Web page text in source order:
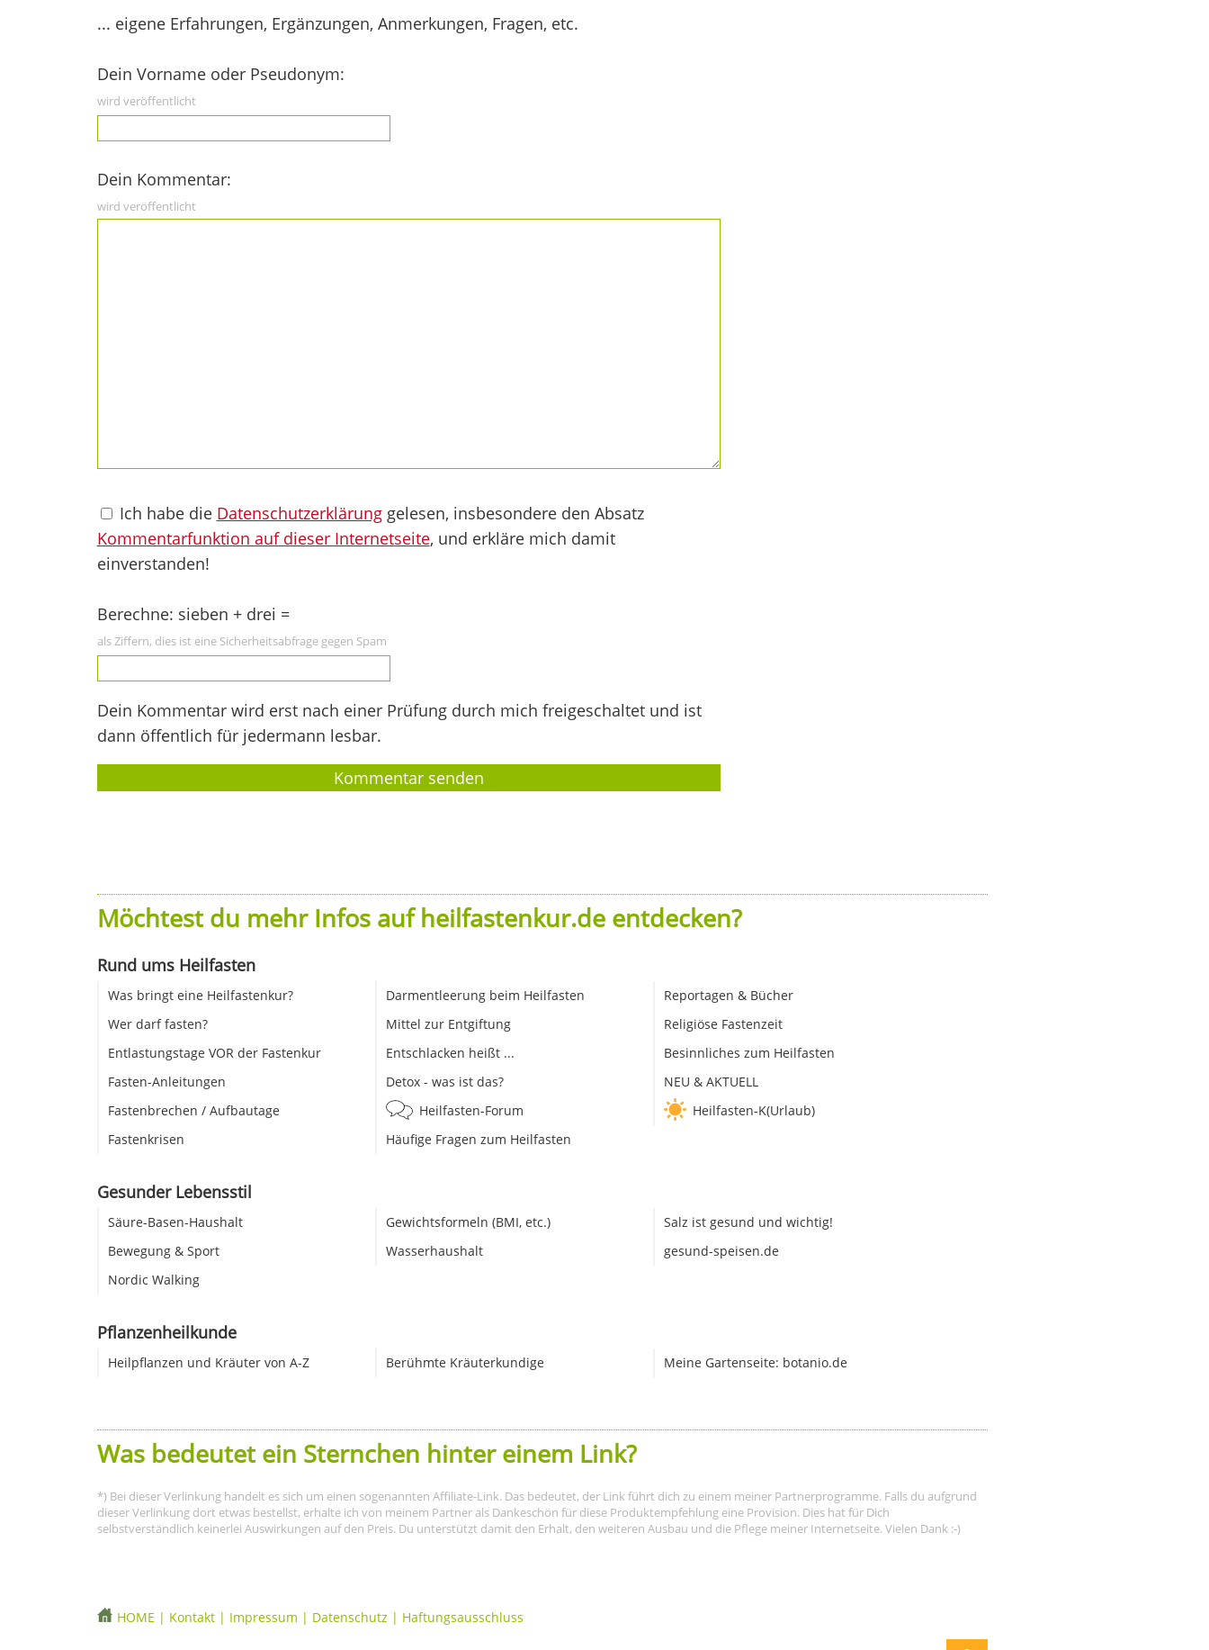
... eigene Erfahrungen, Ergänzungen, Anmerkungen, Fragen, etc.
Dein Vorname oder Pseudonym:
wird veröffentlicht
Dein Kommentar:
wird veröffentlicht
Ich habe die Datenschutzerklärunggelesen, insbesondere den Absatz
Kommentarfunktion auf dieser Internetseite, und erkläre mich damit
einverstanden!
Berechne: sieben + drei =
als Ziffern, dies ist eine Sicherheitsabfrage gegen Spam
Dein Kommentar wird erst nach einer Prüfung durch mich freigeschaltet und ist
dann öffentlich für jedermann lesbar.
Möchtest du mehr Infos auf heilfastenkur.de entdecken?
Rund ums Heilfasten
Was bringt eine Heilfastenkur?
Wer darf fasten?
Entlastungstage VOR der Fastenkur
Fasten-Anleitungen
Fastenbrechen / Aufbautage
Fastenkrisen
Darmentleerung beim Heilfasten
Mittel zur Entgiftung
Entschlacken heißt ...
Detox - was ist das?
Heilfasten-Forum
Häufige Fragen zum Heilfasten
Reportagen & Bücher
Religiöse Fastenzeit
Besinnliches zum Heilfasten
NEU & AKTUELL
Heilfasten-K(Urlaub)
Gesunder Lebensstil
Säure-Basen-Haushalt
Bewegung & Sport
Nordic Walking
Gewichtsformeln (BMI, etc.)
Wasserhaushalt
Salz ist gesund und wichtig!
gesund-speisen.de
Pflanzenheilkunde
Heilpflanzen und Kräuter von A-Z Berühmte Kräuterkundige Meine Gartenseite: botanio.de
Was bedeutet ein Sternchen hinter einem Link?
*) Bei dieser Verlinkung handelt es sich um einen sogenannten Affiliate-Link. Das bedeutet, der Link führt dich zu einem meiner Partnerprogramme. Falls du aufgrund
dieser Verlinkung dort etwas bestellst, erhalte ich von meinem Partner als Dankeschön für diese Produktempfehlung eine Provision. Dies hat für Dich
selbstverständlich keinerlei Auswirkungen auf den Preis. Du unterstützt damit den Erhalt, den weiteren Ausbau und die Pflege meiner Internetseite. Vielen Dank :-)
HOME | Kontakt| Impressum | Datenschutz | Haftungsausschluss